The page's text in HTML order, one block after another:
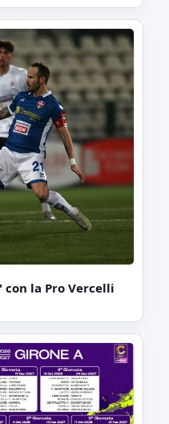
la Pro Vercelli